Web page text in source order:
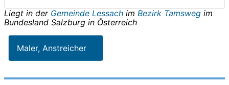
Liegt in der Gemeinde Lessach im Bezirk Tamsweg im
Bundesland Salzburg in Österreich
Maler, Anstreicher